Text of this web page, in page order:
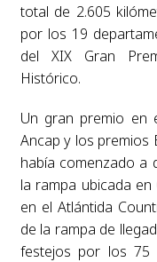
total de 2.605
por los 19
del XIX Gran
Histórico.
Un gran premio en
Ancap y los premios
había comenzado a
la rampa ubicada
en el Atlántida
de la rampa de
festejos por los 75